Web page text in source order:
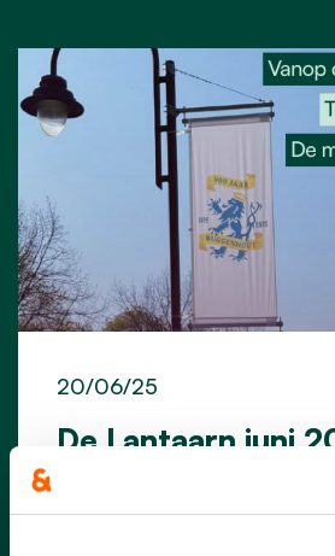
De Lantaarn juni
20/06/25
voor de uitgave
van juni 2025 en maak